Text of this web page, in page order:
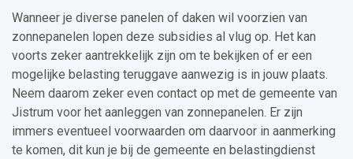
Wanneer je diverse panelen of daken wil voorzien van
zonnepanelen lopen deze subsidies al vlug op. Het kan
voorts zeker aantrekkelijk zijn om te bekijken of er een
mogelijke belasting teruggave aanwezig is in jouw plaats.
Neem daarom zeker even contact op met de gemeente van
Jistrum voor het aanleggen van zonnepanelen. Er zijn
immers eventueel voorwaarden om daarvoor in aanmerking
te komen, dit kun je bij de gemeente en belastingdienst